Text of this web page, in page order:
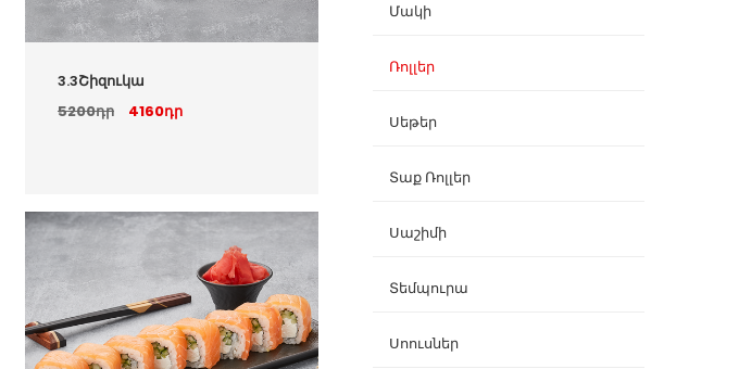
3.3Շիզուկա
5200դր
4160դր
Մակի
Ռոլլեր
Սեթեր
Տաք Ռոլլեր
Սաշիմի
Տեմպուրա
Սոուսներ